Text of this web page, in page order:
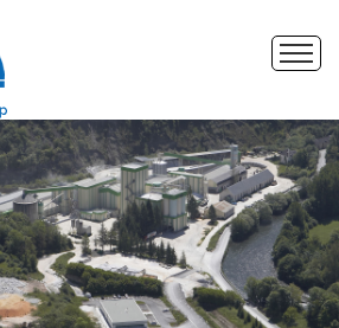
de production
Nos produits
Marchés